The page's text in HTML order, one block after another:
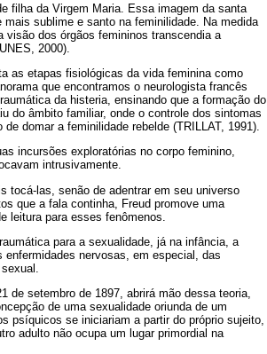
filha da Virgem Maria. Essa imagem da santa
sublime e santo na feminilidade. Na medida
visão dos órgãos femininos transcendia a
2000).
as etapas fisiológicas da vida feminina como
que encontramos o neurologista francês
da histeria, ensinando que a formação do
do âmbito familiar, onde o controle dos sintomas
domar a feminilidade rebelde (TRILLAT, 1991).
incursões exploratórias no corpo feminino,
intrusivamente.
tocá-las, senão de adentrar em seu universo
que a fala continha, Freud promove uma
leitura para esses fenômenos.
para a sexualidade, já na infância, a
nervosas, em especial, das
de setembro de 1897, abrirá mão dessa teoria,
de uma sexualidade oriunda de um
psíquicos se iniciariam a partir do próprio sujeito,
adulto não ocupa um lugar primordial na